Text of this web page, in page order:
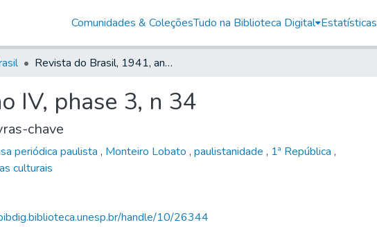
Comunidades & ColeçõesTudo na Biblioteca Digital Estatísticas
Revista do Brasil, 1941, anno IV, phase 3, n 34
IV, phase 3, n 34
chave
periódica paulista , Monteiro Lobato , paulistanidade , 1ª República ,
culturais
handle/10/26344